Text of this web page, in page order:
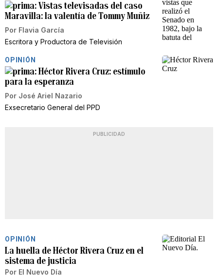
Vistas televisadas del caso
Maravilla: la valentía de Tommy Muñiz
Por Flavia García
Escritora y Productora de Televisión
OPINIÓN
Héctor Rivera Cruz: estímulo
para la esperanza
Por José Ariel Nazario
Exsecretario General del PPD
PUBLICIDAD
OPINIÓN
La huella de Héctor Rivera Cruz en el
sistema de justicia
Por El Nuevo Día